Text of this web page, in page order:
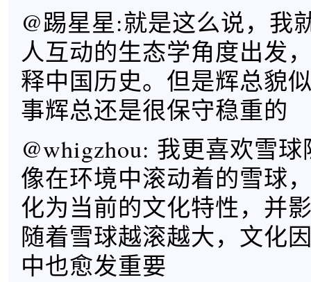
@踢星星:就是这么说，我
人互动的生态学角度出发
释中国历史。但是辉总貌
事辉总还是很保守稳重的
@whigzhou: 我更喜欢雪
像在环境中滚动着的雪球
化为当前的文化特性，并
随着雪球越滚越大，文化
中也愈发重要